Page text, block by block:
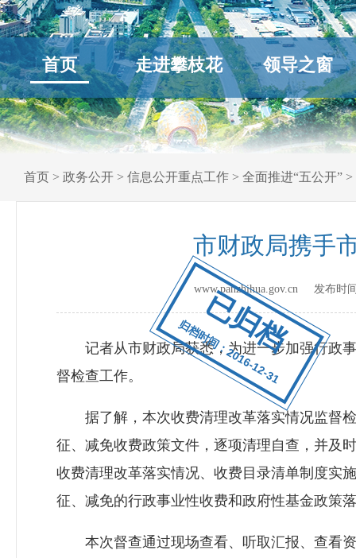
已归档
归档时间：2016-12-31
首页 走进攀枝花 领导之窗
首页 > 政务公开 > 信息公开重点工作 > 全面推进“五公开” >
市财政局携手
www.panzhihua.gov.cn 发布时
记者从市财政局获悉，为进一步加强行政事
督检查工作。
据了解，本次收费清理改革落实情况监督检
征、减免收费政策文件，逐项清理自查，并及
收费清理改革落实情况、收费目录清单制度实
征、减免的行政事业性收费和政府性基金政策
本次督查通过现场查看、听取汇报、查看资